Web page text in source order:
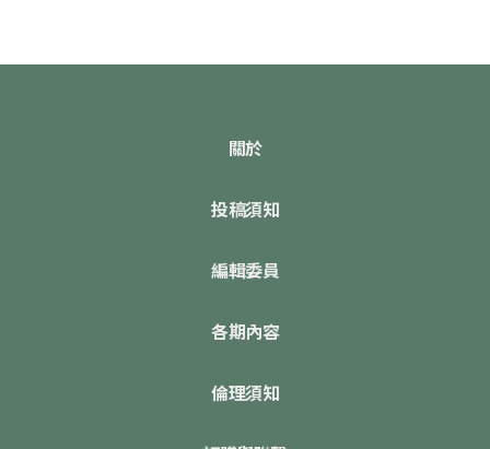
關於
投稿須知
編輯委員
各期內容
倫理須知